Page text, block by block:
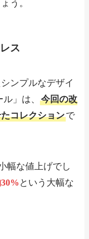
う。
ス
ンプルなデザイ
ル」は、今回の改
コレクションで
幅な値上げでし
という大幅な